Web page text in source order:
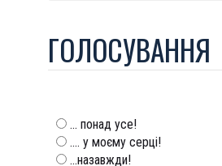
ГОЛОСУВАННЯ
... понад усе!
.... у моєму серці!
...назавжди!